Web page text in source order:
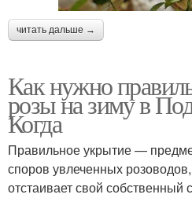
читать дальше →
Как нужно
розы на зиму в
Когда
Правильное укрытие —
споров увлеченных
отстаивает свой собственный